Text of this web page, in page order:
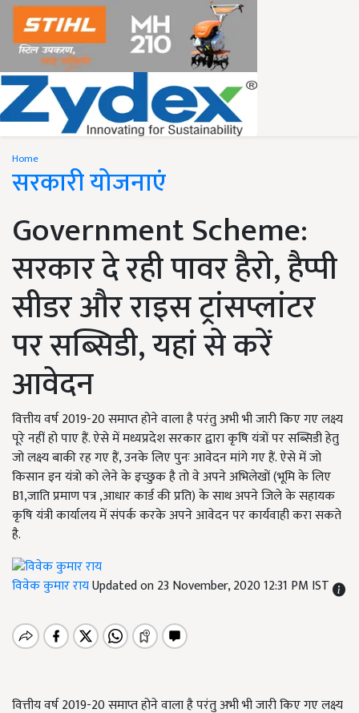
Home
सरकारी योजनाएं
Government Scheme:
सरकार दे रही पावर हैरो, हैप्पी
सीडर और राइस ट्रांसप्लांटर
पर सब्सिडी, यहां से करें
आवेदन
वित्तीय वर्ष 2019-20 समाप्त होने वाला है परंतु अभी भी जारी किए गए लक्ष्य
पूरे नहीं हो पाए हैं. ऐसे में मध्यप्रदेश सरकार द्वारा कृषि यंत्रों पर सब्सिडी हेतु
जो लक्ष्य बाकी रह गए हैं, उनके लिए पुनः आवेदन मांगे गए हैं. ऐसे में जो
किसान इन यंत्रो को लेने के इच्छुक है तो वे अपने अभिलेखों (भूमि के लिए
B1,जाति प्रमाण पत्र ,आधार कार्ड की प्रति) के साथ अपने जिले के सहायक
कृषि यंत्री कार्यालय में संपर्क करके अपने आवेदन पर कार्यवाही करा सकते
है.
विवेक कुमार रायUpdated on 23 November, 2020 12:31 PM IST
वित्तीय वर्ष 2019-20 समाप्त होने वाला है परंतु अभी भी जारी किए गए लक्ष्य